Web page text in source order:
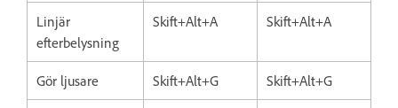
Linjär
efterbelysning
Skift+Alt+A Skift+Alt+A
Gör ljusare Skift+Alt+G Skift+Alt+G